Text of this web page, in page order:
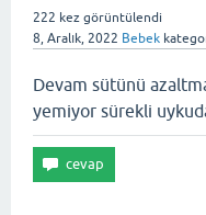
222 kez görüntülendi
8, Aralık, 2022 Bebek
Devam sütünü
yemiyor sürekli